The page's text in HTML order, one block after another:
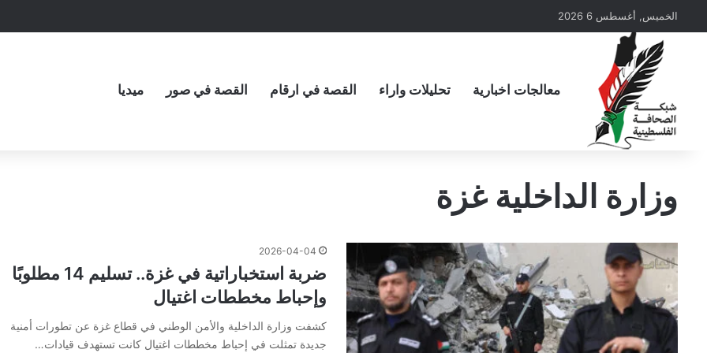
الخميس, أغسطس 6 2026
معالجات اخبارية تحليلات واراء القصة في ارقام القصة في صور ميديا
وزارة الداخلية غزة
2026-04-04
ضربة استخباراتية في غزة.. تسليم 14 مطلوبًا
وإحباط مخططات اغتيال
كشفت وزارة الداخلية والأمن الوطني في قطاع غزة عن تطورات أمنية
جديدة تمثلت في إحباط مخططات اغتيال كانت تستهدف قيادات…